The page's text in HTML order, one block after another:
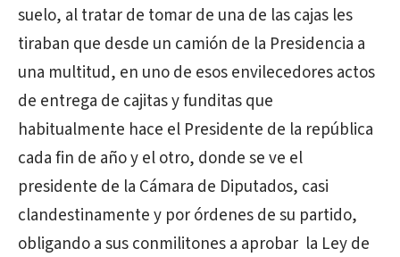
suelo, al tratar de tomar de una de las cajas les
tiraban que desde un camión de la Presidencia a
una multitud, en uno de esos envilecedores actos
de entrega de cajitas y funditas que
habitualmente hace el Presidente de la república
cada fin de año y el otro, donde se ve el
presidente de la Cámara de Diputados, casi
clandestinamente y por órdenes de su partido,
obligando a sus conmilitones a aprobar la Ley de